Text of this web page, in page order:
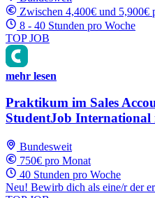
Zwischen 4,400€ und 5,900€
8 - 40 Stunden pro Woche
TOP JOB
mehr lesen
Praktikum im Sales
StudentJob International
Bundesweit
750€ pro Monat
40 Stunden pro Woche
Neu! Bewirb dich als eine/r der